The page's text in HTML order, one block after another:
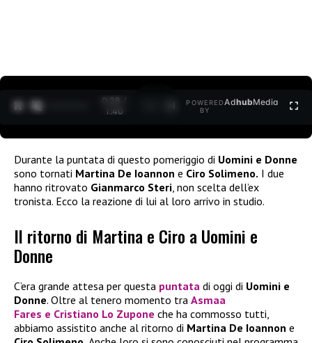
0:30 /
1:40
POWERED
BY
AdhubMedia
Durante la puntata di questo pomeriggio di Uomini e Donne
sono tornati Martina De Ioannon e Ciro Solimeno. I due
hanno ritrovato Gianmarco Steri , non scelta dell’ex
tronista. Ecco la reazione di lui al loro arrivo in studio.
Il ritorno di Martina e Ciro a Uomini e
Donne
C’era grande attesa per questa puntata di oggi di Uomini e
Donne. Oltre al tenero momento tra Asmaa
Fares e Cristiano Lo Zupone che ha commosso tutti,
abbiamo assistito anche al ritorno di Martina De Ioannon e